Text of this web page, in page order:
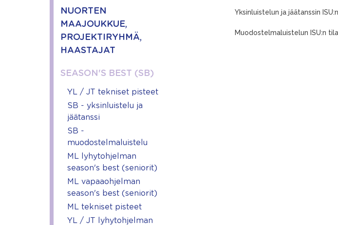
NUORTEN
MAAJOUKKUE,
PROJEKTIRYHMÄ,
HAASTAJAT
SEASON'S BEST (SB)
YL / JT tekniset pisteet
SB - yksinluistelu ja
jäätanssi
SB -
muodostelmaluistelu
ML lyhytohjelman
season's best (seniorit)
ML vapaaohjelman
season's best (seniorit)
ML tekniset pisteet
YL / JT lyhytohjelman
Yksinluistelun ja jäätanssin
Muodostelmaluistelun ISU:n